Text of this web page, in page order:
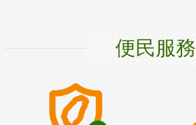
便民服務